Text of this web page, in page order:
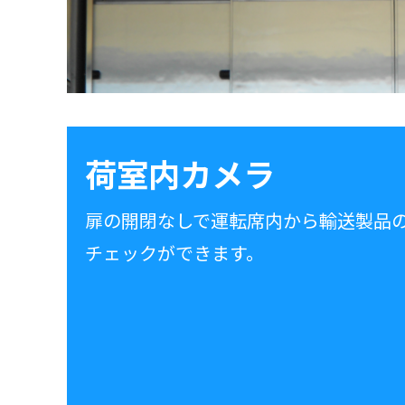
荷室内カメラ
扉の開閉なしで運転席内から輸送製品
チェックができます。